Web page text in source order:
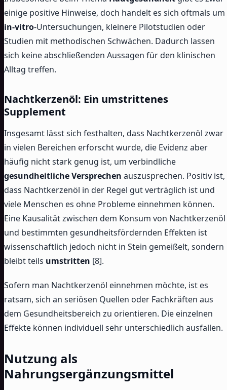
einige positive Hinweise, doch handelt es sich oftmals um
in-vitro-Untersuchungen, kleinere Pilotstudien oder
Studien mit methodischen Schwächen. Dadurch lassen
sich keine abschließenden Aussagen für den klinischen
Alltag treffen.
Nachtkerzenöl: Ein umstrittenes
Supplement
Insgesamt lässt sich festhalten, dass Nachtkerzenöl zwar
in vielen Bereichen erforscht wurde, die Evidenz aber
häufig nicht stark genug ist, um verbindliche
gesundheitliche Versprechen auszusprechen. Positiv ist,
dass Nachtkerzenöl in der Regel gut verträglich ist und
viele Menschen es ohne Probleme einnehmen können.
Eine Kausalität zwischen dem Konsum von Nachtkerzenöl
und bestimmten gesundheitsfördernden Effekten ist
wissenschaftlich jedoch nicht in Stein gemeißelt, sondern
bleibt teils umstritten [8].
Sofern man Nachtkerzenöl einnehmen möchte, ist es
ratsam, sich an seriösen Quellen oder Fachkräften aus
dem Gesundheitsbereich zu orientieren. Die einzelnen
Effekte können individuell sehr unterschiedlich ausfallen.
Nutzung als
Nahrungsergänzungsmittel